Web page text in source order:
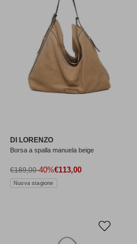
DI LORENZO
Borsa a spalla manuela beige
Prezzo di vendita
€113,00
Prezzo normale
€189,00-40%
Nuova stagione